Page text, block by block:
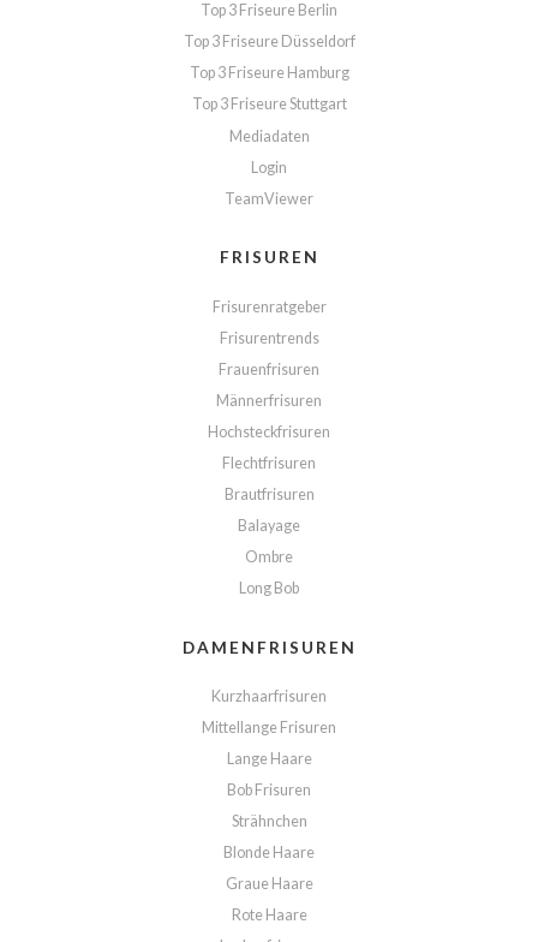
Top 3 Friseure Berlin
Top 3 Friseure Düsseldorf
Top 3 Friseure Hamburg
Top 3 Friseure Stuttgart
Mediadaten
Login
TeamViewer
FRISUREN
Frisurenratgeber
Frisurentrends
Frauenfrisuren
Männerfrisuren
Hochsteckfrisuren
Flechtfrisuren
Brautfrisuren
Balayage
Ombre
Long Bob
DAMENFRISUREN
Kurzhaarfrisuren
Mittellange Frisuren
Lange Haare
Bob Frisuren
Strähnchen
Blonde Haare
Graue Haare
Rote Haare